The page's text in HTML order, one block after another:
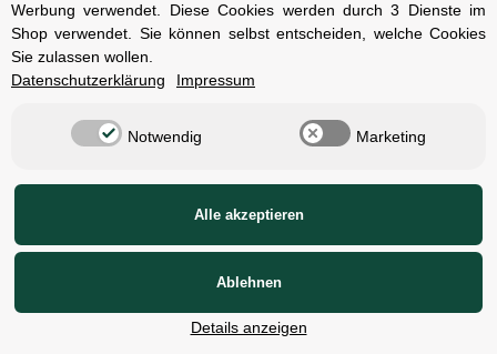
Radcompany
Karriere
Cube Store Berlin Marienfelde
mit Genehmigung.
Preisempfehlung des Herstellers
Werbung verwendet. Diese Cookies werden durch 3 Dienste im
Shop verwendet. Sie können selbst entscheiden, welche Cookies
Sie zulassen wollen.
Datenschutzerklärung
Impressum
Notwendig Marketing
Alle akzeptieren
Ablehnen
Details anzeigen